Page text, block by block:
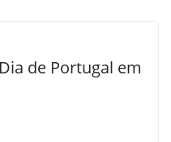
de Portugal em